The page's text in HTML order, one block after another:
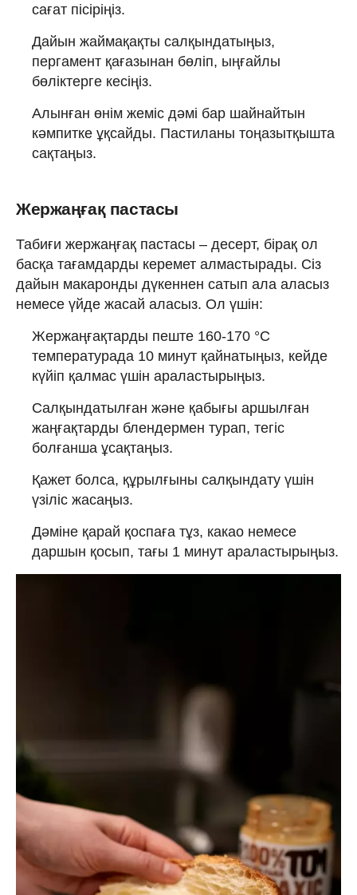
сағат пісіріңіз.
Дайын жаймақақты салқындатыңыз,
пергамент қағазынан бөліп, ыңғайлы
бөліктерге кесіңіз.
Алынған өнім жеміс дәмі бар шайнайтын
кәмпитке ұқсайды. Пастиланы тоңазытқышта
сақтаңыз.
Жержаңғақ пастасы
Табиғи жержаңғақ пастасы – десерт, бірақ ол
басқа тағамдарды керемет алмастырады. Сіз
дайын макаронды дүкеннен сатып ала аласыз
немесе үйде жасай аласыз. Ол үшін:
Жержаңғақтарды пеште 160-170 °C
температурада 10 минут қайнатыңыз, кейде
күйіп қалмас үшін араластырыңыз.
Салқындатылған және қабығы аршылған
жаңғақтарды блендермен турап, тегіс
болғанша ұсақтаңыз.
Қажет болса, құрылғыны салқындату үшін
үзіліс жасаңыз.
Дәміне қарай қоспаға тұз, какао немесе
даршын қосып, тағы 1 минут араластырыңыз.